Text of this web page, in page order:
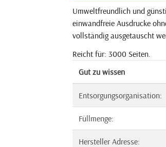
Umweltfreundlich und
einwandfreie Ausdrucke
vollständig ausgetauscht
Reicht für: 3000 Seiten.
Gut zu wissen
Entsorgungsorganisation:
Füllmenge:
Hersteller Adresse: